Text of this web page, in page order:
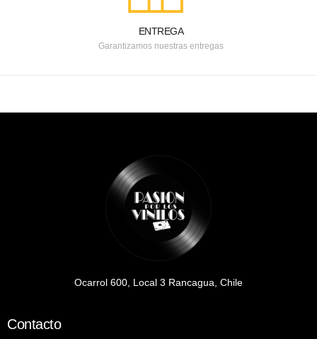
ENTREGA
Garantizamos nuestras entregas
Ocarrol 600, Local 3 Rancagua, Chile
Contacto